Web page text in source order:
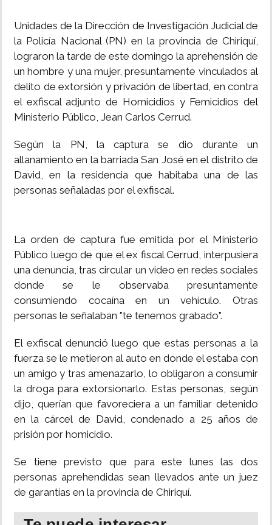
Unidades de la Dirección de Investigación Judicial de
la Policía Nacional (PN) en la provincia de Chiriquí,
lograron la tarde de este domingo la aprehensión de
un hombre y una mujer, presuntamente vinculados al
delito de extorsión y privación de libertad, en contra
el exfiscal adjunto de Homicidios y Femicidios del
Ministerio Público, Jean Carlos Cerrud.
Según la PN, la captura se dio durante un
allanamiento en la barriada San José en el distrito de
David, en la residencia que habitaba una de las
personas señaladas por el exfiscal.
La orden de captura fue emitida por el Ministerio
Público luego de que el ex fiscal Cerrud, interpusiera
una denuncia, tras circular un video en redes sociales
donde se le observaba presuntamente
consumiendo cocaína en un vehículo. Otras
personas le señalaban "te tenemos grabado".
El exfiscal denunció luego que estas personas a la
fuerza se le metieron al auto en donde el estaba con
un amigo y tras amenazarlo, lo obligaron a consumir
la droga para extorsionarlo. Estas personas, según
dijo, querían que favoreciera a un familiar detenido
en la cárcel de David, condenado a 25 años de
prisión por homicidio.
Se tiene previsto que para este lunes las dos
personas aprehendidas sean llevados ante un juez
de garantías en la provincia de Chiriquí.